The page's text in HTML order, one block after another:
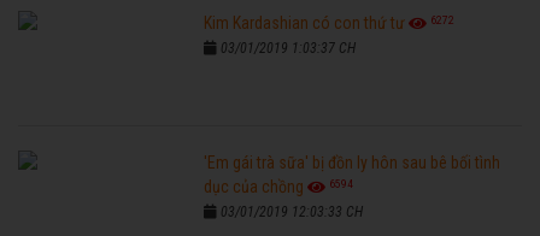
Kim Kardashian có con thứ tư 6272
03/01/2019 1:03:37 CH
'Em gái trà sữa' bị đồn ly hôn sau bê bối tình
dục của chồng
6594
03/01/2019 12:03:33 CH